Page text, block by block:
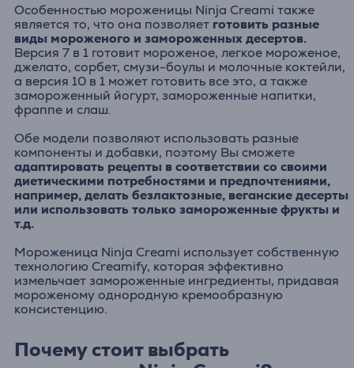
Особенностью мороженицы Ninja Creami также
является то, что она позволяет готовить разные
виды мороженого и замороженных десертов.
Версия 7 в 1 готовит мороженое, легкое мороженое,
джелато, сорбет, смузи-боулы и молочные коктейли,
а версия 10 в 1 может готовить все это, а также
замороженный йогурт, замороженные напитки,
фраппе и слаш.
Обе модели позволяют использовать разные
компоненты и добавки, поэтому Вы сможете
адаптировать рецепты в соответствии со своими
диетическими потребностями и предпочтениями,
например, делать безлактозные, веганские десерты
или использовать только замороженные фрукты и
т.д.
Мороженица Ninja Creami использует собственную
технологию Creamify, которая эффективно
измельчает замороженные ингредиенты, придавая
мороженому однородную кремообразную
консистенцию.
Почему стоит выбрать